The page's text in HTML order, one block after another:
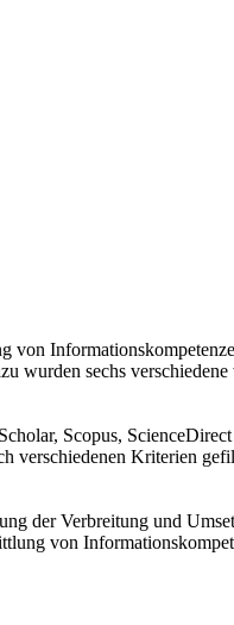
sechs
Scopus,
verschiedenen Kriterien
der Verbreitung und
von